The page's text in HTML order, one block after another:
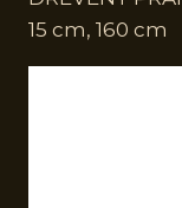
15 cm, 160 cm